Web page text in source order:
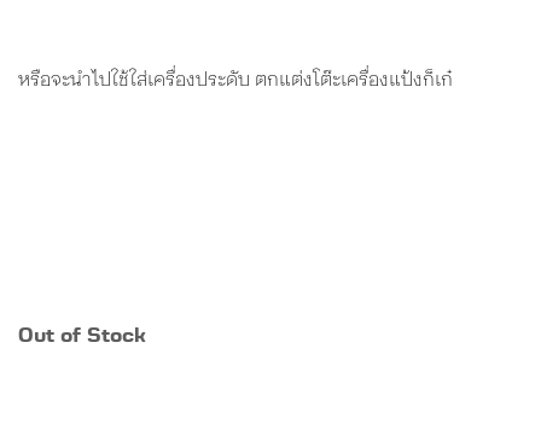
หรือจะนำไปใช้ใส่เครื่องประดับ ตกแต่งโต๊ะเครื่องแป้งก็เก๋
Out of Stock